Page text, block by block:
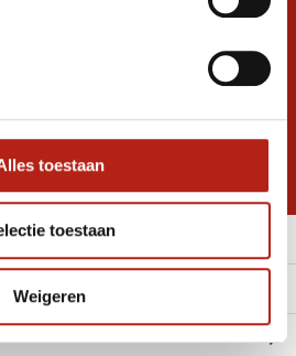
toestaan
toestaan
Weigeren
aanbiedingen en
Inschrijven voor
korting